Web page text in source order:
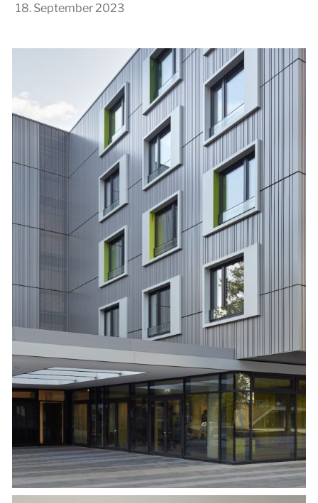
18. September 2023